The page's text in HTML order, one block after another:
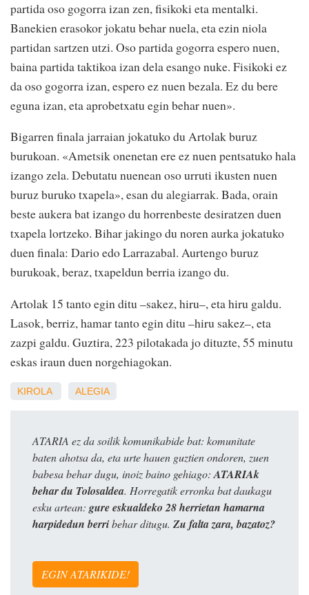
partida oso gogorra izan zen, fisikoki eta mentalki.
Banekien erasokor jokatu behar nuela, eta ezin niola
partidan sartzen utzi. Oso partida gogorra espero nuen,
baina partida taktikoa izan dela esango nuke. Fisikoki ez
da oso gogorra izan, espero ez nuen bezala. Ez du bere
eguna izan, eta aprobetxatu egin behar nuen».
Bigarren finala jarraian jokatuko du Artolak buruz
burukoan. «Ametsik onenetan ere ez nuen pentsatuko hala
izango zela. Debutatu nuenean oso urruti ikusten nuen
buruz buruko txapela», esan du alegiarrak. Bada, orain
beste aukera bat izango du horrenbeste desiratzen duen
txapela lortzeko. Bihar jakingo du noren aurka jokatuko
duen finala: Dario edo Larrazabal. Aurtengo buruz
burukoak, beraz, txapeldun berria izango du.
Artolak 15 tanto egin ditu –sakez, hiru–, eta hiru galdu.
Lasok, berriz, hamar tanto egin ditu –hiru sakez–, eta
zazpi galdu. Guztira, 223 pilotakada jo dituzte, 55 minutu
eskas iraun duen norgehiagokan.
KIROLA ALEGIA
ATARIA ez da soilik komunikabide bat: komunitate
baten ahotsa da, eta urte hauen guztien ondoren, zuen
babesa behar dugu, inoiz baino gehiago:ATARIAk
behar du Tolosaldea. Horregatik erronka bat daukagu
esku artean: gure eskualdeko 28 herrietan hamarna
harpidedun berribehar ditugu. Zu falta zara, bazatoz?
EGIN ATARIKIDE!